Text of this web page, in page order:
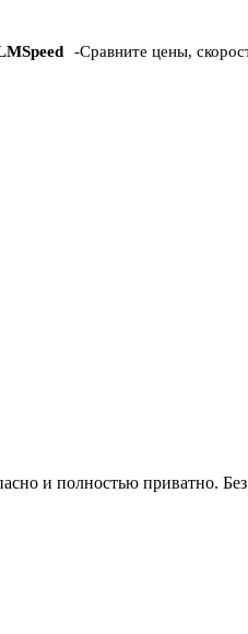
-Сравните цены,
и полностью приватно.